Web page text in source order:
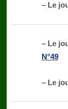
– Le
– Le
N°49
– Le